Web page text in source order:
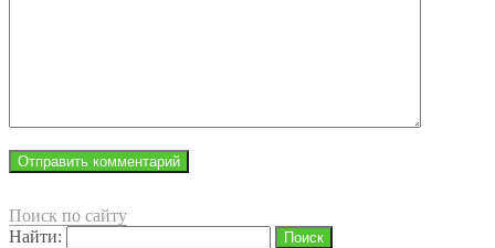
Поиск по сайту
Найти: